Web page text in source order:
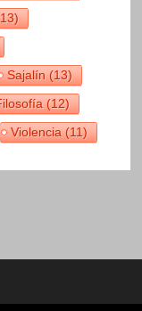
Sajalín(13)
(12)
Violencia(11)